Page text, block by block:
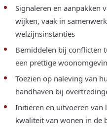
Signaleren en aanpakken
wijken, vaak in
welzijnsinstanties
Bemiddelen bij conflicten
een prettige
Toezien op naleving van
handhaven bij
Initiëren en uitvoeren van
kwaliteit van wonen in de